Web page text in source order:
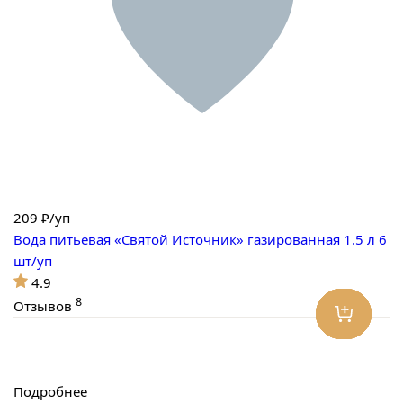
209 ₽/уп
Вода питьевая «Святой Источник» газированная 1.5 л 6
шт/уп
4.9
Отзывов 8
Подробнее